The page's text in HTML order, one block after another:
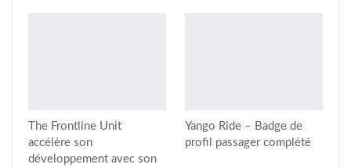
The Frontline Unit
accélère son
développement avec son
Yango Ride – Badge de
profil passager complété